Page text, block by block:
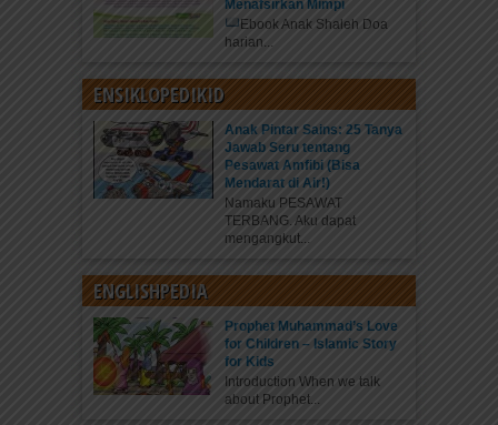
Menafsirkan Mimpi
Ebook Anak Shaleh Doa
harian...
ENSIKLOPEDIKID
Anak Pintar Sains: 25 Tanya
Jawab Seru tentang
Pesawat Amfibi (Bisa
Mendarat di Air!)
Namaku PESAWAT
TERBANG. Aku dapat
mengangkut...
ENGLISHPEDIA
Prophet Muhammad’s Love
for Children – Islamic Story
for Kids
Introduction When we talk
about Prophet...